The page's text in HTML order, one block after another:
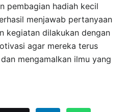
pembagian hadiah kecil
menjawab pertanyaan
kegiatan dilakukan dengan
agar mereka terus
mengamalkan ilmu yang